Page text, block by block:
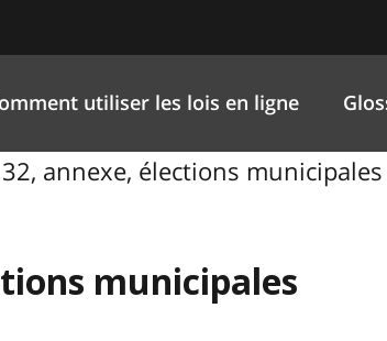
utiliser les lois en ligne
annexe, élections
municipales